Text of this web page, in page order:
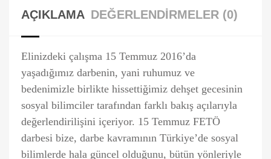
AÇIKLAMA DEĞERLENDIRMELER (0)
Elinizdeki çalışma 15 Temmuz 2016’da
yaşadığımız darbenin, yani ruhumuz ve
bedenimizle birlikte hissettiğimiz dehşet gecesinin
sosyal bilimciler tarafından farklı bakış açılarıyla
değerlendirilişini içeriyor. 15 Temmuz FETÖ
darbesi bize, darbe kavramının Türkiye’de sosyal
bilimlerde hala güncel olduğunu, bütün yönleriyle